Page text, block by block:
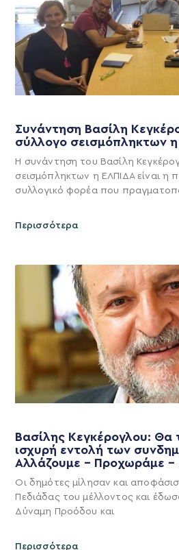
Συνάντηση Βασίλη
σύλλογο σεισμόπληκτων
Η συνάντηση του Βασίλη
σεισμόπληκτων η ΕΛΠΙΔΑ είναι η
συλλογικό φορέα που
Περισσότερα
Βασίλης Κεγκέρογλου: Θα
ισχυρή εντολή των
Αλλάζουμε – Προχωράμε –
Οι δημότες μίλησαν και
Πεδιάδας του μέλλοντος και
Δύναμη Προόδου και
Περισσότερα